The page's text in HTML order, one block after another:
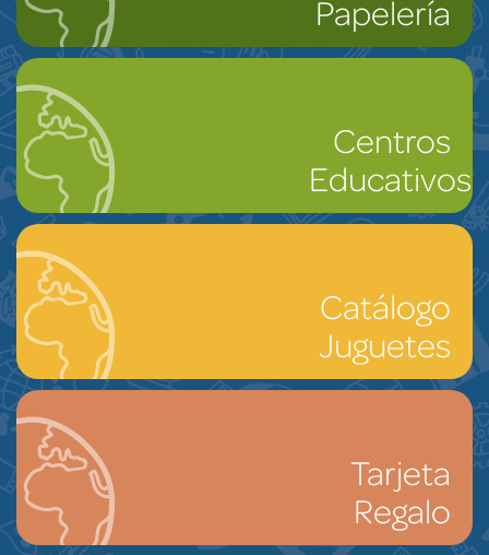
Papelería
Centros
Educativos
Catálogo
Juguetes
Tarjeta
Regalo